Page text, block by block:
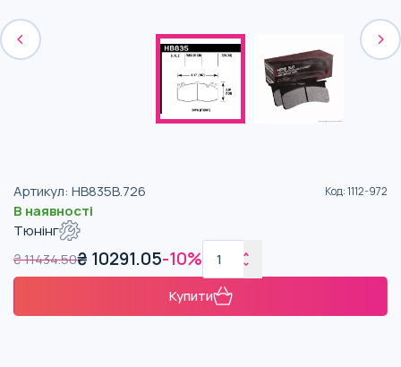
Артикул: HB835B.726 Код:1112-972
В наявності
Тюнінг
₴11434.50₴ 10291.05-10%
Купити